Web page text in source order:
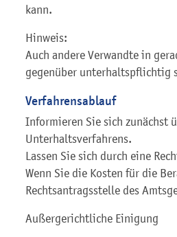
kann.
Hinweis:
Auch andere Verwandte in
gegenüber unterhaltspflichtig
Verfahrensablauf
Informieren Sie sich zunächst
Unterhaltsverfahrens.
Lassen Sie sich durch eine
Wenn Sie die Kosten für die
Rechtsantragsstelle des
Außergerichtliche Einigung